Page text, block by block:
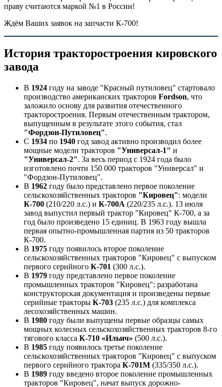
праву считаются маркой №1 в России!
Ждём Ваших заявок на запчасти К-700!
История тракторостроения кировского
завода
В 1924 году на заводе "Красный путиловец" стартовало
производство американских тракторов Fordson, что
заложило основу для развития отечественного
тракторостроения. Первым отечественным трактором,
выпущенным в результате этого события, стал
"Фордзон-Путиловец".
С 1934 по 1940 год завод активно производил более
мощные модели тракторов "Универсал-1" и
"Универсал-2". За весь период с 1924 года было
изготовлено почти 150 000 тракторов "Универсал" и
"Фордзон-Путиловец".
В 1962 году было представлено первое поколение
сельскохозяйственных тракторов "Кировец": модели
К-700 (210/220 л.с.) и К-700А (220/235 л.с.). 13 июля
завод выпустил первый трактор "Кировец" К-700, а за
год было произведено 15 единиц. В 1963 году вышла
первая опытно-промышленная партия из 50 тракторов
К-700.
В 1975 году появилось второе поколение
сельскохозяйственных тракторов "Кировец" с выпуском
первого серийного К-701 (300 л.с.).
В 1979 году представлено первое поколение
промышленных тракторов "Кировец": разработана
конструкторская документация и произведены первые
серийные тракторы К-703 (235 л.с.) для комплекса
лесохозяйственных машин.
В 1980 году были выпущены первые образцы самых
мощных колесных сельскохозяйственных тракторов 8-го
тягового класса К-710 «Ильич» (500 л.с.).
В 1985 году появилось третье поколение
сельскохозяйственных тракторов "Кировец" с выпуском
первого серийного трактора К-701М (335/350 л.с.).
В 1989 году введено второе поколение промышленных
тракторов "Кировец", начат выпуск дорожно-